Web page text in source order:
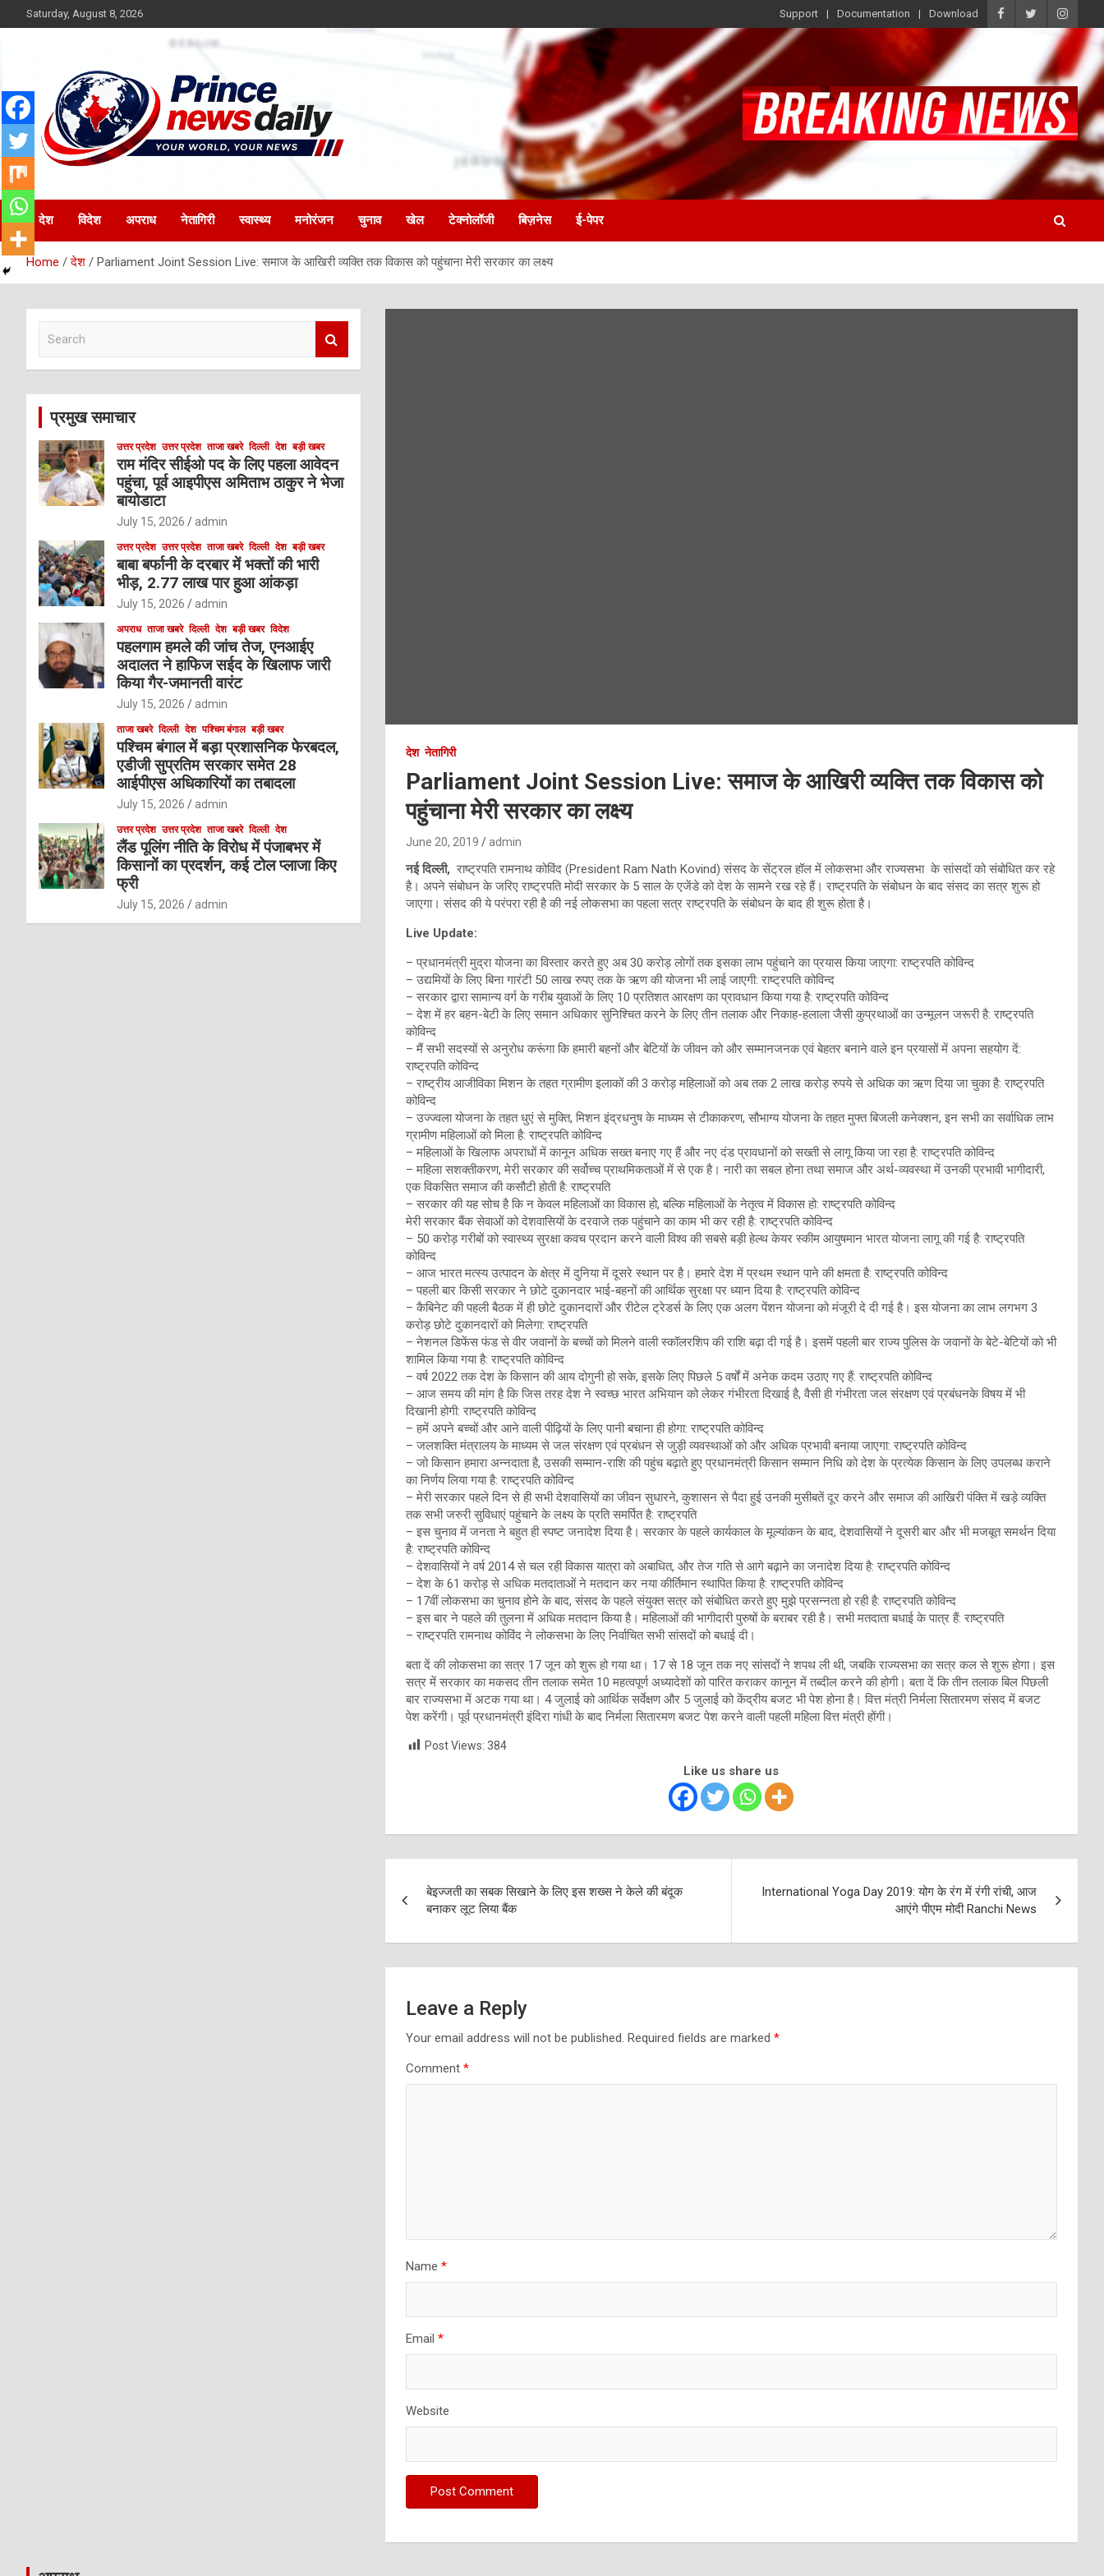
to
Saturday, August 8, 2026 Support Documentation Download
Princenews Daily
देश विदेश अपराध नेतागिरी स्वास्थ्य मनोरंजन चुनाव खेल टेक्नोलॉजी बिज़नेस ई-पेपर
Home देश Parliament Joint Session Live: समाज के आखिरी व्यक्ति तक विकास को पहुंचाना मेरी सरकार का लक्ष्य
देश नेतागिरी
Parliament Joint Session Live: समाज के आखिरी व्यक्ति तक विकास को
पहुंचाना मेरी सरकार का लक्ष्य
June 20, 2019 admin
नई दिल्ली, राष्ट्रपति रामनाथ कोविंद (President Ram Nath Kovind) संसद के सेंट्रल हॉल में लोकसभा और राज्यसभा के सांसदों को संबोधित कर रहे
है। अपने संबोधन के जरिए राष्ट्रपति मोदी सरकार के 5 साल के एजेंडे को देश के सामने रख रहे हैं। राष्ट्रपति के संबोधन के बाद संसद का सत्र शुरू हो
जाएगा। संसद की ये परंपरा रही है की नई लोकसभा का पहला सत्र राष्ट्रपति के संबोधन के बाद ही शुरू होता है।
Live Update:
– प्रधानमंत्री मुद्रा योजना का विस्तार करते हुए अब 30 करोड़ लोगों तक इसका लाभ पहुंचाने का प्रयास किया जाएगा: राष्ट्रपति कोविन्द
– उद्यमियों के लिए बिना गारंटी 50 लाख रुपए तक के ऋण की योजना भी लाई जाएगी: राष्ट्रपति कोविन्द
– सरकार द्वारा सामान्य वर्ग के गरीब युवाओं के लिए 10 प्रतिशत आरक्षण का प्रावधान किया गया है: राष्ट्रपति कोविन्द
– देश में हर बहन-बेटी के लिए समान अधिकार सुनिश्चित करने के लिए तीन तलाक और निकाह-हलाला जैसी कुप्रथाओं का उन्मूलन जरूरी है: राष्ट्रपति
कोविन्द
– मैं सभी सदस्यों से अनुरोध करूंगा कि हमारी बहनों और बेटियों के जीवन को और सम्मानजनक एवं बेहतर बनाने वाले इन प्रयासों में अपना सहयोग दें:
राष्ट्रपति कोविन्द
– राष्ट्रीय आजीविका मिशन के तहत ग्रामीण इलाकों की 3 करोड़ महिलाओं को अब तक 2 लाख करोड़ रुपये से अधिक का ऋण दिया जा चुका है: राष्ट्रपति
कोविन्द
– उज्ज्वला योजना के तहत धुएं से मुक्ति, मिशन इंद्रधनुष के माध्यम से टीकाकरण, सौभाग्य योजना के तहत मुफ्त बिजली कनेक्शन, इन सभी का सर्वाधिक लाभ
ग्रामीण महिलाओं को मिला है: राष्ट्रपति कोविन्द
– महिलाओं के खिलाफ अपराधों में कानून अधिक सख्त बनाए गए हैं और नए दंड प्रावधानों को सख्ती से लागू किया जा रहा है: राष्ट्रपति कोविन्द
– महिला सशक्तीकरण, मेरी सरकार की सर्वोच्च प्राथमिकताओं में से एक है। नारी का सबल होना तथा समाज और अर्थ-व्यवस्था में उनकी प्रभावी भागीदारी,
एक विकसित समाज की कसौटी होती है: राष्ट्रपति
– सरकार की यह सोच है कि न केवल महिलाओं का विकास हो, बल्कि महिलाओं के नेतृत्व में विकास हो: राष्ट्रपति कोविन्द
मेरी सरकार बैंक सेवाओं को देशवासियों के दरवाजे तक पहुंचाने का काम भी कर रही है: राष्ट्रपति कोविन्द
– 50 करोड़ गरीबों को स्वास्थ्य सुरक्षा कवच प्रदान करने वाली विश्व की सबसे बड़ी हेल्थ केयर स्कीम आयुषमान भारत योजना लागू की गई है: राष्ट्रपति
कोविन्द
– आज भारत मत्स्य उत्पादन के क्षेत्र में दुनिया में दूसरे स्थान पर है। हमारे देश में प्रथम स्थान पाने की क्षमता है: राष्ट्रपति कोविन्द
– पहली बार किसी सरकार ने छोटे दुकानदार भाई-बहनों की आर्थिक सुरक्षा पर ध्यान दिया है: राष्ट्रपति कोविन्द
– कैबिनेट की पहली बैठक में ही छोटे दुकानदारों और रीटेल ट्रेडर्स के लिए एक अलग पेंशन योजना को मंजूरी दे दी गई है। इस योजना का लाभ लगभग 3
करोड़ छोटे दुकानदारों को मिलेगा: राष्ट्रपति
– नेशनल डिफेंस फंड से वीर जवानों के बच्चों को मिलने वाली स्कॉलरशिप की राशि बढ़ा दी गई है। इसमें पहली बार राज्य पुलिस के जवानों के बेटे-बेटियों को भी
शामिल किया गया है: राष्ट्रपति कोविन्द
– वर्ष 2022 तक देश के किसान की आय दोगुनी हो सके, इसके लिए पिछले 5 वर्षों में अनेक कदम उठाए गए हैं: राष्ट्रपति कोविन्द
– आज समय की मांग है कि जिस तरह देश ने स्वच्छ भारत अभियान को लेकर गंभीरता दिखाई है, वैसी ही गंभीरता जल संरक्षण एवं प्रबंधनके विषय में भी
दिखानी होगी: राष्ट्रपति कोविन्द
– हमें अपने बच्चों और आने वाली पीढ़ियों के लिए पानी बचाना ही होगा: राष्ट्रपति कोविन्द
– जलशक्ति मंत्रालय के माध्यम से जल संरक्षण एवं प्रबंधन से जुड़ी व्यवस्थाओं को और अधिक प्रभावी बनाया जाएगा: राष्ट्रपति कोविन्द
– जो किसान हमारा अन्नदाता है, उसकी सम्मान-राशि की पहुंच बढ़ाते हुए प्रधानमंत्री किसान सम्मान निधि को देश के प्रत्येक किसान के लिए उपलब्ध कराने
का निर्णय लिया गया है: राष्ट्रपति कोविन्द
– मेरी सरकार पहले दिन से ही सभी देशवासियों का जीवन सुधारने, कुशासन से पैदा हुई उनकी मुसीबतें दूर करने और समाज की आखिरी पंक्ति में खड़े व्यक्ति
तक सभी जरुरी सुविधाएं पहुंचाने के लक्ष्य के प्रति समर्पित है: राष्ट्रपति
– इस चुनाव में जनता ने बहुत ही स्पष्ट जनादेश दिया है। सरकार के पहले कार्यकाल के मूल्यांकन के बाद, देशवासियों ने दूसरी बार और भी मजबूत समर्थन दिया
है: राष्ट्रपति कोविन्द
– देशवासियों ने वर्ष 2014 से चल रही विकास यात्रा को अबाधित, और तेज गति से आगे बढ़ाने का जनादेश दिया है: राष्ट्रपति कोविन्द
– देश के 61 करोड़ से अधिक मतदाताओं ने मतदान कर नया कीर्तिमान स्थापित किया है: राष्ट्रपति कोविन्द
– 17वीं लोकसभा का चुनाव होने के बाद, संसद के पहले संयुक्त सत्र को संबोधित करते हुए मुझे प्रसन्नता हो रही है: राष्ट्रपति कोविन्द
– इस बार ने पहले की तुलना में अधिक मतदान किया है। महिलाओं की भागीदारी पुरुषों के बराबर रही है। सभी मतदाता बधाई के पात्र हैं: राष्ट्रपति
– राष्ट्रपति रामनाथ कोविंद ने लोकसभा के लिए निर्वाचित सभी सांसदों को बधाई दी।
बता दें की लोकसभा का सत्र 17 जून को शुरू हो गया था। 17 से 18 जून तक नए सांसदों ने शपथ ली थी, जबकि राज्यसभा का सत्र कल से शुरू होगा। इस
सत्र में सरकार का मकसद तीन तलाक समेत 10 महत्वपूर्ण अध्यादेशों को पारित कराकर कानून में तब्दील करने की होगी। बता दें कि तीन तलाक बिल पिछली
बार राज्यसभा में अटक गया था। 4 जुलाई को आर्थिक सर्वेक्षण और 5 जुलाई को केंद्रीय बजट भी पेश होना है। वित्त मंत्री निर्मला सितारमण संसद में बजट
पेश करेंगी। पूर्व प्रधानमंत्री इंदिरा गांधी के बाद निर्मला सितारमण बजट पेश करने वाली पहली महिला वित्त मंत्री होंगी।
Post Views: 384
Like us share us
navigation
बेइज्जती का सबक सिखाने के लिए इस शख्स ने केले की बंदूक
बनाकर लूट लिया बैंक
International Yoga Day 2019: योग के रंग में रंगी रांची, आज
आएंगे पीएम मोदी Ranchi News
Leave a Reply
Your email address will not be published. Required fields are marked *
Comment *
Name *
Email *
Website
c
प्रमुख समाचार
उत्तर प्रदेश उत्तर प्रदेश ताजा खबरे दिल्ली देश बड़ी खबर
राम मंदिर सीईओ पद के लिए पहला आवेदन
पहुंचा, पूर्व आइपीएस अमिताभ ठाकुर ने भेजा
बायोडाटा
July 15, 2026 admin
उत्तर प्रदेश उत्तर प्रदेश ताजा खबरे दिल्ली देश बड़ी खबर
बाबा बर्फानी के दरबार में भक्तों की भारी
भीड़, 2.77 लाख पार हुआ आंकड़ा
July 15, 2026 admin
अपराध ताजा खबरे दिल्ली देश बड़ी खबर विदेश
पहलगाम हमले की जांच तेज, एनआईए
अदालत ने हाफिज सईद के खिलाफ जारी
किया गैर-जमानती वारंट
July 15, 2026 admin
ताजा खबरे दिल्ली देश पश्चिम बंगाल बड़ी खबर
पश्चिम बंगाल में बड़ा प्रशासनिक फेरबदल,
एडीजी सुप्रतिम सरकार समेत 28
आईपीएस अधिकारियों का तबादला
July 15, 2026 admin
उत्तर प्रदेश उत्तर प्रदेश ताजा खबरे दिल्ली देश
लैंड पूलिंग नीति के विरोध में पंजाबभर में
किसानों का प्रदर्शन, कई टोल प्लाजा किए
फ्री
July 15, 2026 admin